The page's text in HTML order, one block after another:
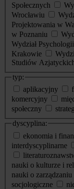
Społecznych
Wrocławiu
Projektowania w
w Poznaniu
Wydział
Krakowie
Studiów
typ:
aplikacyjny
komercyjny
społeczny
dyscyplina:
ekonomia i
interdyscyplinarne
nauki o kulturze i
nauki o
socjologiczne